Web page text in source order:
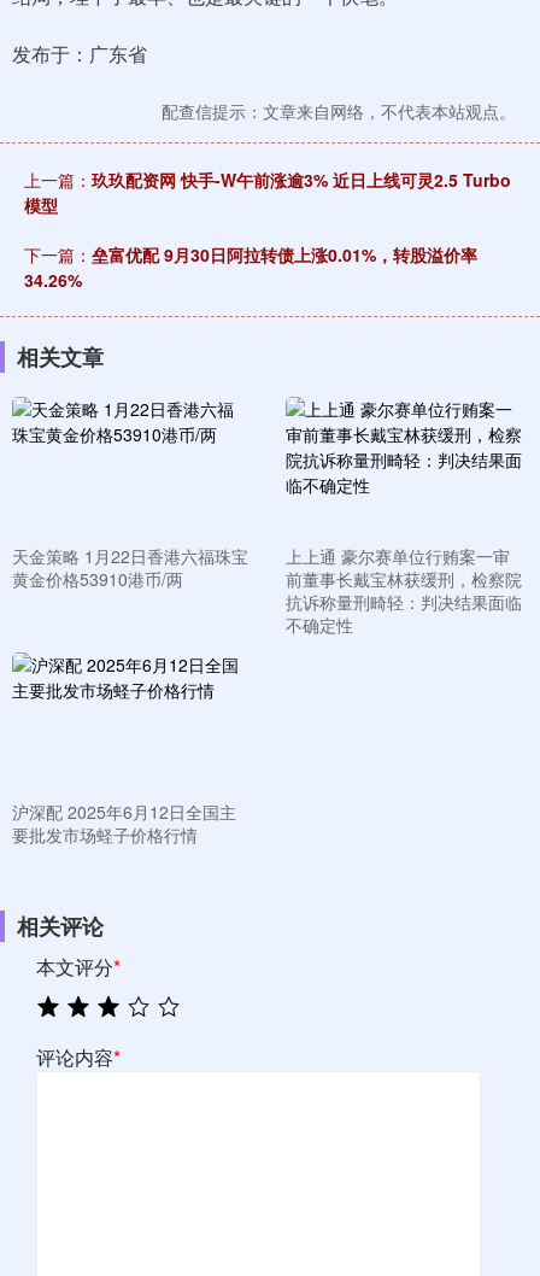
发布于：广东省
配查信提示：文章来自网络，不代表本站观点。
上一篇： 玖玖配资网 快手-W午前涨逾3% 近日上线可灵2.5 Turbo
模型
下一篇： 垒富优配 9月30日阿拉转债上涨0.01%，转股溢价率
34.26%
相关文章
天金策略 1月22日香港六福珠宝
黄金价格53910港币/两
上上通 豪尔赛单位行贿案一审
前董事长戴宝林获缓刑，检察院
抗诉称量刑畸轻：判决结果面临
不确定性
沪深配 2025年6月12日全国主
要批发市场蛏子价格行情
相关评论
本文评分*
评论内容*